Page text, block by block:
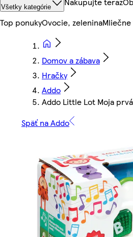
Všetky kategórie
Top ponukyOvocie, zelenina
Domov a zábava
Hračky
Addo
Addo Little Lot Moja
Späť na Addo